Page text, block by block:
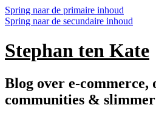
Spring naar de primaire inhoud
Spring naar de secundaire inhoud
Stephan ten Kate
Blog over e-commerce,
communities &